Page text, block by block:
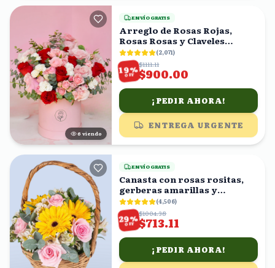
6 viendo
ENVÍO GRATIS
Arreglo de Rosas Rojas,
Rosas Rosas y Claveles
Blancos en Caja Rosa
(2,071)
19%
OFF
$1111.11
$900.00
¡PEDIR AHORA!
ENTREGA URGENTE
ENVÍO GRATIS
Canasta con rosas rositas,
gerberas amarillas y
astromelias blancas
(4,506)
29%
OFF
$1004.38
$713.11
¡PEDIR AHORA!